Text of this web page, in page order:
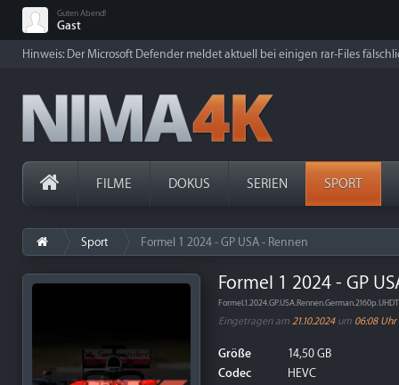
Guten Abend!
Gast
Hinweis: Der Microsoft Defender meldet aktuell bei einigen rar-Files
FILME DOKUS SERIEN SPORT
Sport Formel 1 2024 - GP USA - Rennen
Formel 1 2024 - GP
Eingetragen am 21.10.2024um 06:08 Uhr
Größe
14,50 GB
Codec
HEVC